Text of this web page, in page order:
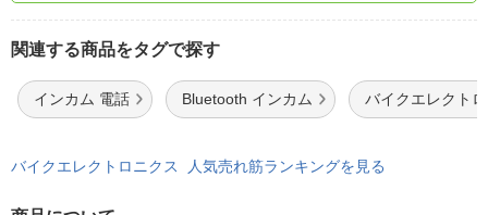
関連する商品をタグで探す
インカム 電話 Bluetooth インカム バイクエレクト
バイクエレクトロニクス 人気売れ筋ランキングを見る